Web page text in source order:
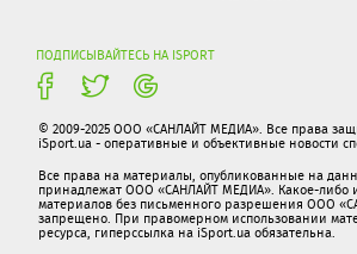
ПОДПИСЫВАЙТЕСЬ НА ISPORT
© 2009-2025 ООО «САНЛАЙТ МЕДИА». Все права
iSport.ua - оперативные и объективные новости
Все права на материалы, опубликованные на
принадлежат ООО «САНЛАЙТ МЕДИА». Какое-либо
материалов без письменного разрешения ООО
запрещено. При правомерном использовании
ресурса, гиперссылка на iSport.ua обязательна.